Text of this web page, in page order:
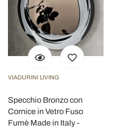
VIADURINI LIVING
Specchio Bronzo con
Cornice in Vetro Fuso
Fumè Made in Italy -